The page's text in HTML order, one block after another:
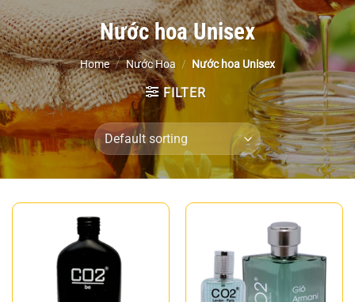
Nước hoa Unisex
Home / Nước Hoa / Nước hoa Unisex
FILTER